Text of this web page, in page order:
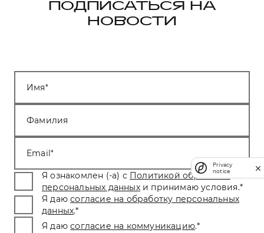
ПОДПИСАТЬСЯ НА
НОВОСТИ
Имя
Фамилия
Email
Я ознакомлен (-а) с Политикой обработки
персональных данных и принимаю условия.*
Я даю согласие на обработку персональных
данных.*
Я даю согласие на коммуникацию.*
Privacy
notice